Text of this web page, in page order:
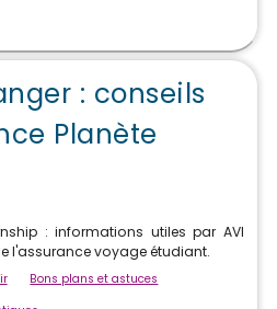
: conseils
Planète
: informations utiles par AVI
l'assurance voyage étudiant.
Bons plans et astuces